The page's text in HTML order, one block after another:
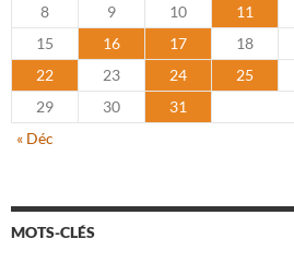
8
9 10 11
15
16 17 18
22
23 24 25
29
30
31
« Déc
MOTS-CLÉS